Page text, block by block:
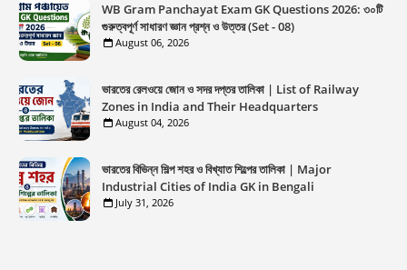
WB Gram Panchayat Exam GK Questions 2026: ৩০টি
গুরুত্বপূর্ণ সাধারণ জ্ঞান প্রশ্ন ও উত্তর (Set - 08)
August 06, 2026
ভারতের রেলওয়ে জোন ও সদর দপ্তর তালিকা | List of Railway
Zones in India and Their Headquarters
August 04, 2026
ভারতের বিভিন্ন শিল্প শহর ও বিখ্যাত শিল্পের তালিকা | Major
Industrial Cities of India GK in Bengali
July 31, 2026